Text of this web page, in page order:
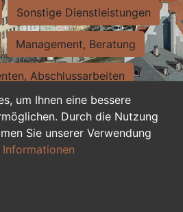
um Ihnen eine bessere
Durch die Nutzung
Sie unserer Verwendung
Informationen
Sonstige Dienstleistungen
Management, Beratung
Abschlussarbeiten
Sekretariat
Nebenjobs
duale Ausbildung